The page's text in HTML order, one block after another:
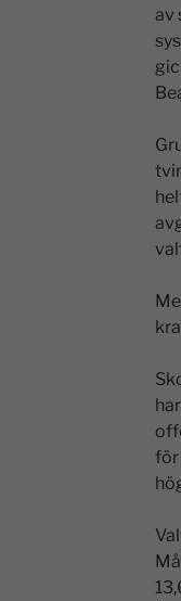
av
för